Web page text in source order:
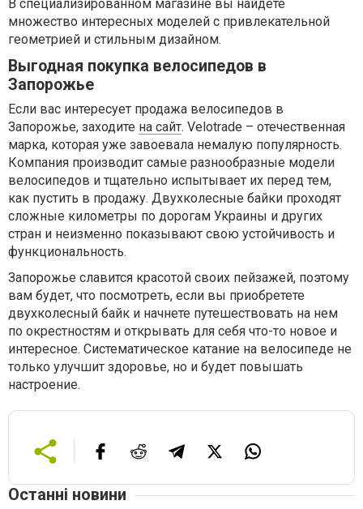
В специализированном магазине вы найдете
множество интересных моделей с привлекательной
геометрией и стильным дизайном.
Выгодная покупка велосипедов в
Запорожье
Если вас интересует продажа велосипедов в
Запорожье, заходите на сайт. Velotrade – отечественная
марка, которая уже завоевала немалую популярность.
Компания производит самые разнообразные модели
велосипедов и тщательно испытывает их перед тем,
как пустить в продажу. Двухколесные байки проходят
сложные километры по дорогам Украины и других
стран и неизменно показывают свою устойчивость и
функциональность.
Запорожье славится красотой своих пейзажей, поэтому
вам будет, что посмотреть, если вы приобретете
двухколесный байк и начнете путешествовать на нем
по окрестностям и открывать для себя что-то новое и
интересное. Систематическое катание на велосипеде не
только улучшит здоровье, но и будет повышать
настроение.
Останні новини